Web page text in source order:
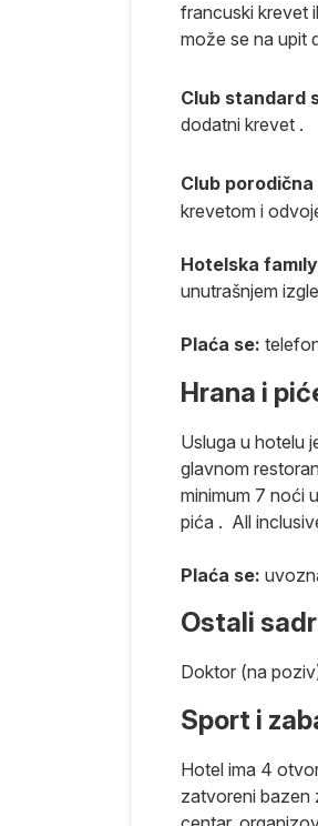
francuski krevet
može se na upit
Club standard
dodatni krevet .
Club porodična
krevetom i
Hotelska
unutrašnjem
Plaća se:
Hrana i
Usluga u hotelu
glavnom
minimum 7 noći
pića . All
Plaća se:
Ostali
Doktor (na
Sport i
Hotel ima 4
zatvoreni bazen